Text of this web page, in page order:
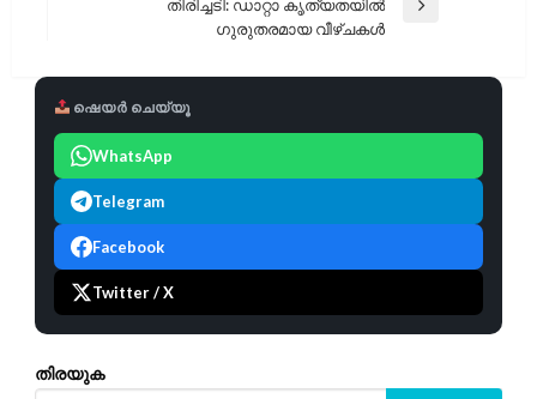
തിരിച്ചടി: ഡാറ്റാ കൃത്യതയിൽ
ഗുരുതരമായ വീഴ്ചകൾ
ഷെയർ ചെയ്യൂ
WhatsApp
Telegram
Facebook
Twitter / X
തിരയുക